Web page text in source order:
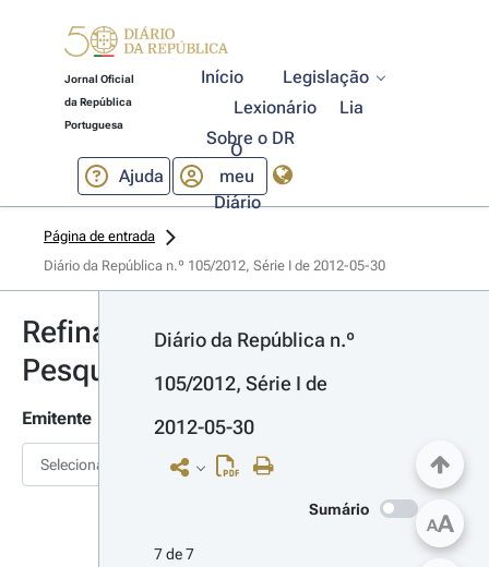
Jornal Oficial
da República
Portuguesa
Início
Legislação
Lexionário
Lia
Sobre o DR
Ajuda
O
meu
Diário
Página de entrada
Diário da República n.º 105/2012, Série I de 2012-05-30
Refinar
Pesquisa
Emitente
Selecionar
Diário da República n.º
105/2012, Série I de
2012-05-30
Sumário
7 de 7
AA